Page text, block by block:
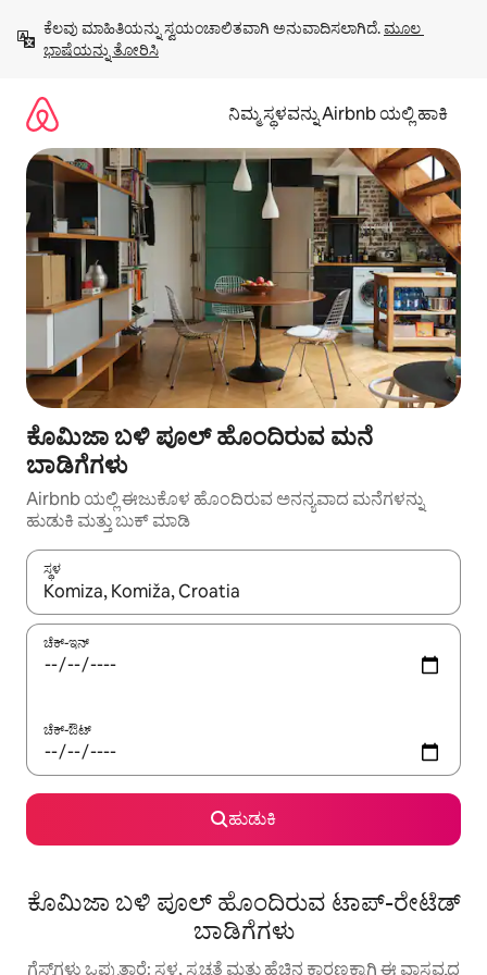
ಹೋಗಿ
ಕೆಲವು ಮಾಹಿತಿಯನ್ನು ಸ್ವಯಂಚಾಲಿತವಾಗಿ ಅನುವಾದಿಸಲಾಗಿದೆ. ಮೂಲ
ಭಾಷೆಯನ್ನು ತೋರಿಸಿ
ನಿಮ್ಮ ಸ್ಥಳವನ್ನು Airbnb ಯಲ್ಲಿ ಹಾಕಿ
ಕೊಮಿಜಾ ಬಳಿ ಪೂಲ್ ಹೊಂದಿರುವ ಮನೆ
ಬಾಡಿಗೆಗಳು
Airbnb ಯಲ್ಲಿ ಈಜುಕೊಳ ಹೊಂದಿರುವ ಅನನ್ಯವಾದ ಮನೆಗಳನ್ನು
ಹುಡುಕಿ ಮತ್ತು ಬುಕ್ ಮಾಡಿ
ಸ್ಥಳ
ಫಲಿತಾಂಶಗಳು ಲಭ್ಯವಿರುವಾಗ, ಅಪ್ ಮತ್ತು ಡೌನ್ ಬಾಣದ ಕೀಲಿಗಳೊಂದಿಗೆ
ಚೆಕ್-ಇನ್
ಚೆಕ್-ಔಟ್
ಹುಡುಕಿ
ಕೊಮಿಜಾ ಬಳಿ ಪೂಲ್ ಹೊಂದಿರುವ ಟಾಪ್-ರೇಟೆಡ್
ಬಾಡಿಗೆಗಳು
ಗೆಸ್ಟ್‌ಗಳು ಒಪ್ಪುತ್ತಾರೆ: ಸ್ಥಳ, ಸ್ವಚ್ಛತೆ ಮತ್ತು ಹೆಚ್ಚಿನ ಕಾರಣಕ್ಕಾಗಿ ಈ ವಾಸ್ತವ್ಯದ